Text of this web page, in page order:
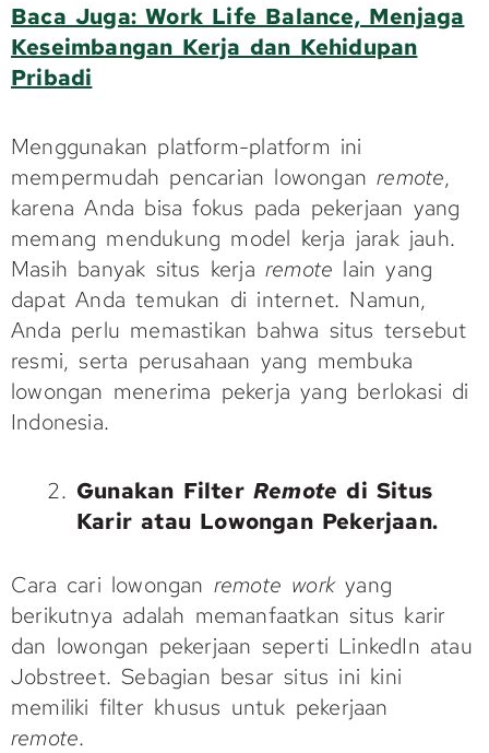
Baca Juga: Work Life Balance, Menjaga
Keseimbangan Kerja dan Kehidupan
Pribadi
Menggunakan platform-platform ini
mempermudah pencarian lowonganremote,
karena Anda bisa fokus pada pekerjaan yang
memang mendukung model kerja jarak jauh.
Masih banyak situs kerja remote lain yang
dapat Anda temukan di internet. Namun,
Anda perlu memastikan bahwa situs tersebut
resmi, serta perusahaan yang membuka
lowongan menerima pekerja yang berlokasi di
Indonesia.
Gunakan Filter Remote di Situs
Karir atau Lowongan Pekerjaan.
Cara cari lowongan remote workyang
berikutnya adalah memanfaatkan situs karir
dan lowongan pekerjaan seperti LinkedIn atau
Jobstreet. Sebagian besar situs ini kini
memiliki filter khusus untuk pekerjaan
remote.